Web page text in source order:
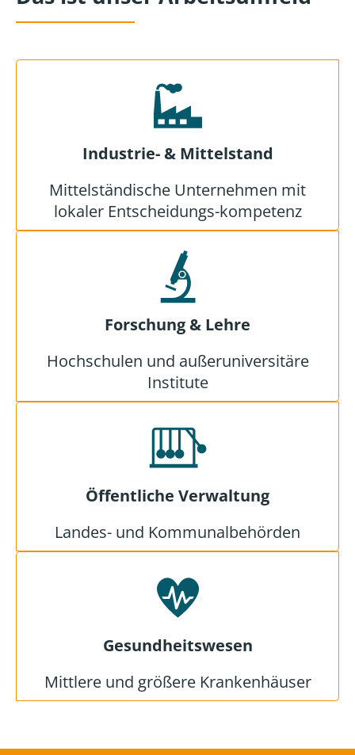
Industrie- & Mittelstand
Mittelständische Unternehmen mit
lokaler Entscheidungs-kompetenz
Forschung & Lehre
Hochschulen und außeruniversitäre
Institute
Öffentliche Verwaltung
Landes- und Kommunalbehörden
Gesundheitswesen
Mittlere und größere Krankenhäuser